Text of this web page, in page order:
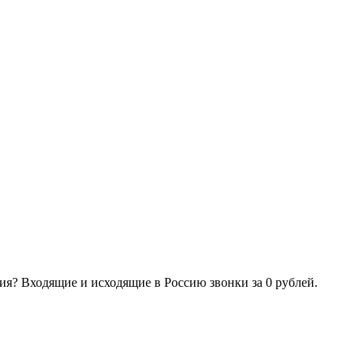
Входящие и исходящие в Россию звонки за 0 рублей.